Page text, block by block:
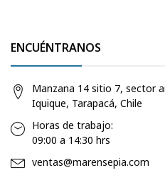
ENCUÉNTRANOS
Manzana 14 sitio 7, sector
Iquique, Tarapacá, Chile
Horas de trabajo:
09:00 a 14:30 hrs
ventas@marensepia.com